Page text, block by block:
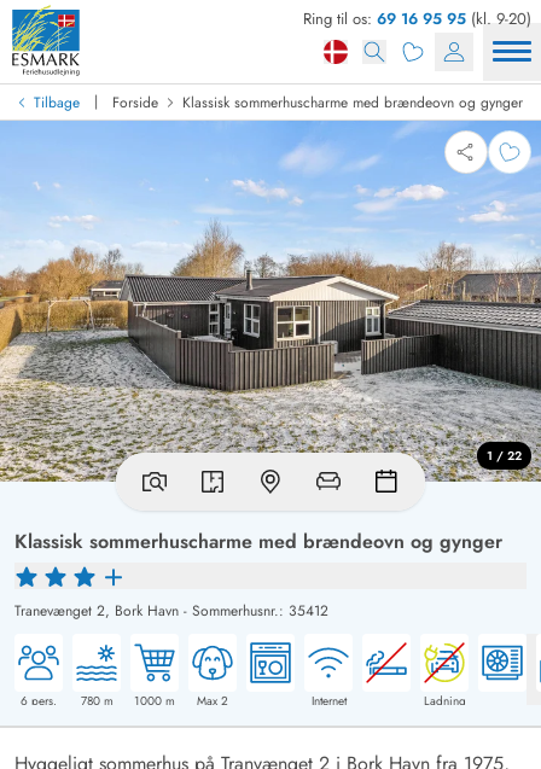
Ring til os: 69 16 95 95 (kl. 9-20)
Tilbage | Forside Klassisk sommerhuscharme med brændeovn og gynger
Klassisk sommerhuscharme med brændeovn og gynger
Tranevænget 2, Bork Havn - Sommerhusnr.: 35412
6 pers. 780m 1000 m Max 2 Internet Ladning
1 / 22
Hyggeligt sommerhus på Tranvænget 2 i Bork Havn fra 1975,